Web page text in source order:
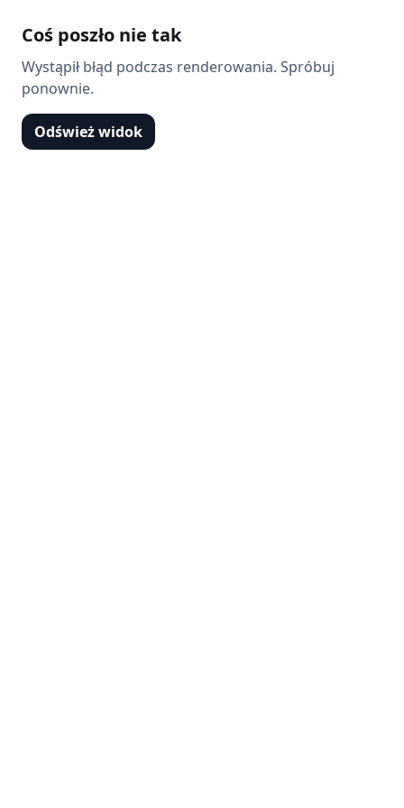
Coś poszło nie tak
Wystąpił błąd podczas renderowania. Spróbuj
ponownie.
Odśwież widok